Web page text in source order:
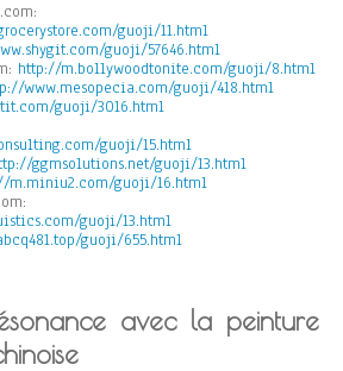
guoji/11.html
guoji/57646.html
http://m.bollywoodtonite.com/guoji/8.html
www.mesopecia.com/guoji/418.html
guoji/3016.html
guoji/15.html
ggmsolutions.net/guoji/13.html
m.miniu2.com/guoji/16.html
guoji/13.html
guoji/655.html
avec la peinture